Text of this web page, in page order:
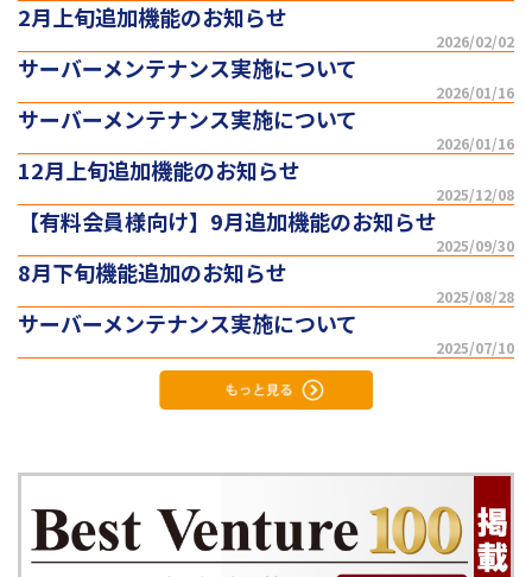
2月上旬追加機能のお知らせ
2026/02/02
サーバーメンテナンス実施について
2026/01/16
サーバーメンテナンス実施について
2026/01/16
12月上旬追加機能のお知らせ
2025/12/08
【有料会員様向け】9月追加機能のお知らせ
2025/09/30
8月下旬機能追加のお知らせ
2025/08/28
サーバーメンテナンス実施について
2025/07/10